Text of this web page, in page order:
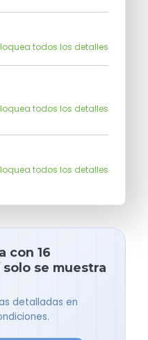
todos los detalles
todos los detalles
todos los detalles
con 16
se muestra
detalladas en